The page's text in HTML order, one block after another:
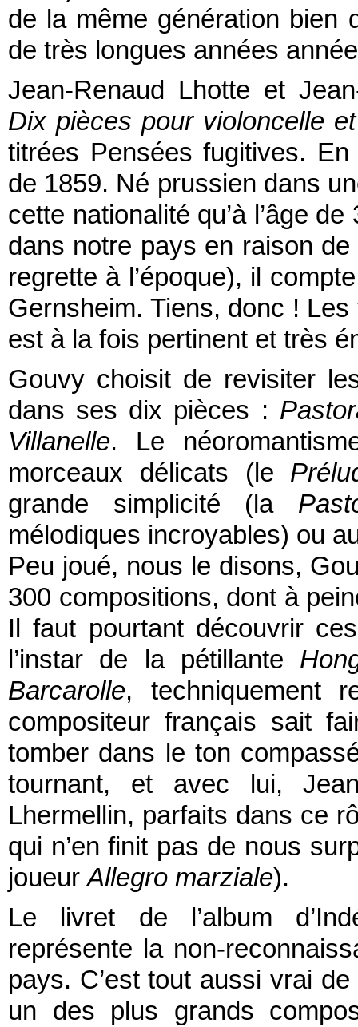
de la même génération bien
de très longues années
Jean-Renaud Lhotte et
Dix pièces pour violoncelle
titrées Pensées fugitives.
de 1859. Né prussien dans
cette nationalité qu’à l’âge
dans notre pays en raison
regrette à l’époque), il
Gernsheim. Tiens, donc !
est à la fois pertinent et très
Gouvy choisit de revisiter
dans ses dix pièces :
Villanelle. Le
morceaux délicats (le
grande simplicité (la
mélodiques incroyables) ou
Peu joué, nous le disons,
300 compositions, dont à
Il faut pourtant découvrir
l’instar de la pétillante
Barcarolle, techniquement
compositeur français sait
tomber dans le ton
tournant, et avec lui,
Lhermellin, parfaits dans ce
qui n’en finit pas de nous
joueurAllegro marziale).
Le livret de l’album
représente la non-
pays. C’est tout aussi vrai
un des plus grands